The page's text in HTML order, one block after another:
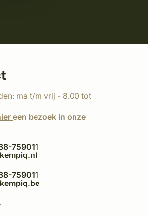
ma t/m vrij - 8.00 tot
een bezoek in onze
759011
759011